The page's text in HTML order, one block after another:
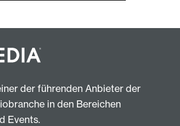
der führenden Anbieter der
in den Bereichen
Events.